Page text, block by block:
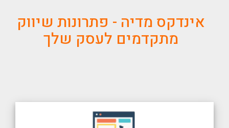
אינדקס מדיה - פתרונות שיווק
מתקדמים לעסק שלך